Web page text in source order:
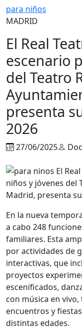
para niños
MADRID
El Real
escenario
del Teatro
presenta
2026
27/06/2025
En la nueva
a cabo 248
familiares. Esta
por actividades de
interactivas, que
proyectos
escenificados,
con música en
encuentros y
distintas edades.